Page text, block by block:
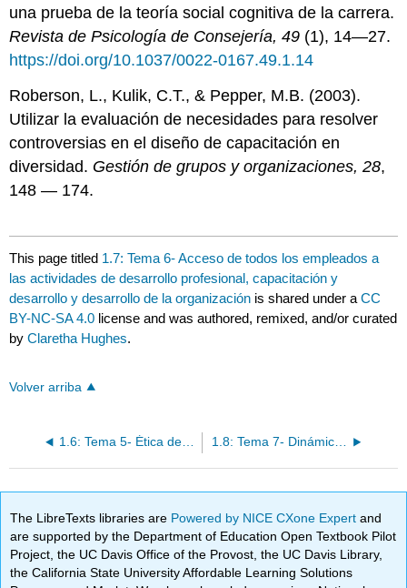
una prueba de la teoría social cognitiva de la carrera.
Revista de Psicología de Consejería, 49 (1), 14—27.
https://doi.org/10.1037/0022-0167.49.1.14
Roberson, L., Kulik, C.T., & Pepper, M.B. (2003).
Utilizar la evaluación de necesidades para resolver
controversias en el diseño de capacitación en
diversidad. Gestión de grupos y organizaciones, 28,
148 — 174.
This page titled 1.7: Tema 6- Acceso de todos los empleados a
las actividades de desarrollo profesional, capacitación y
desarrollo y desarrollo de la organización is shared under aCC
BY-NC-SA 4.0 license and was authored, remixed, and/or curated
byClaretha Hughes.
Volver arriba
1.6: Tema 5- Ética de la Mentoría 1.8: Tema 7- Dinámica de Poder y Privilegios
The LibreTexts libraries are Powered by NICE CXone Expertand
are supported by the Department of Education Open Textbook Pilot
Project, the UC Davis Office of the Provost, the UC Davis Library,
the California State University Affordable Learning Solutions